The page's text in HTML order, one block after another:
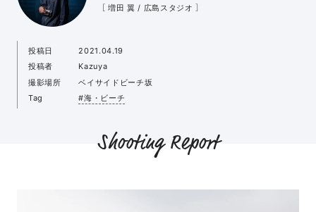
［ 増田 翼 / 広島スタジオ ］
投稿日
2021.04.19
投稿者
Kazuya
撮影場所
ベイサイドビーチ坂
Tag
#海・ビーチ
Shooting Report